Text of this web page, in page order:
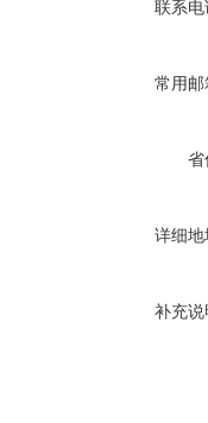
联系电
常用邮
省
详细地
补充说